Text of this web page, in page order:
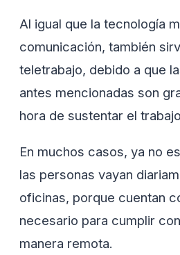
Al igual que la tecnología
comunicación, también
teletrabajo, debido a que
antes mencionadas son
hora de sustentar el
En muchos casos, ya no
las personas vayan
oficinas, porque cuentan
necesario para cumplir
manera remota.